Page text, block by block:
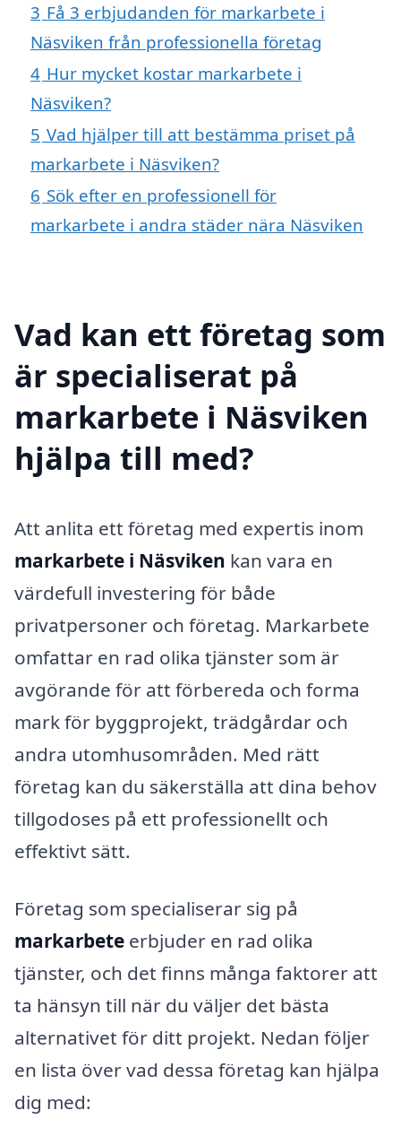
3 Få 3 erbjudanden för markarbete i
Näsviken från professionella företag
4 Hur mycket kostar markarbete i
Näsviken?
5 Vad hjälper till att bestämma priset på
markarbete i Näsviken?
6 Sök efter en professionell för
markarbete i andra städer nära Näsviken
Vad kan ett företag som
är specialiserat på
markarbete i Näsviken
hjälpa till med?
Att anlita ett företag med expertis inom
markarbete i Näsviken kan vara en
värdefull investering för både
privatpersoner och företag. Markarbete
omfattar en rad olika tjänster som är
avgörande för att förbereda och forma
mark för byggprojekt, trädgårdar och
andra utomhusområden. Med rätt
företag kan du säkerställa att dina behov
tillgodoses på ett professionellt och
effektivt sätt.
Företag som specialiserar sig på
markarbete erbjuder en rad olika
tjänster, och det finns många faktorer att
ta hänsyn till när du väljer det bästa
alternativet för ditt projekt. Nedan följer
en lista över vad dessa företag kan hjälpa
dig med: